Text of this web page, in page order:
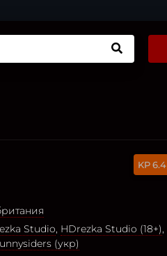
6.4
Studio, HDrezka Studio (18+),
(укр)